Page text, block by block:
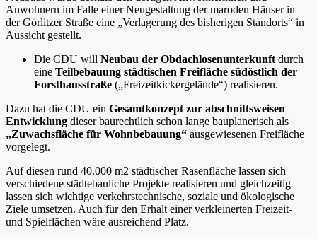
Anwohnern im Falle einer Neugestaltung der maroden Häuser in
der Görlitzer Straße eine „Verlagerung des bisherigen Standorts“ in
Aussicht gestellt.
Die CDU will Neubau der Obdachlosenunterkunft durch
eine Teilbebauung städtischen Freifläche südöstlich der
Forsthausstraße („Freizeitkickergelände“) realisieren.
Dazu hat die CDU ein Gesamtkonzept zur abschnittsweisen
Entwicklung dieser baurechtlich schon lange bauplanerisch als
„Zuwachsfläche für Wohnbebauung“ ausgewiesenen Freifläche
vorgelegt.
Auf diesen rund 40.000 m2 städtischer Rasenfläche lassen sich
verschiedene städtebauliche Projekte realisieren und gleichzeitig
lassen sich wichtige verkehrstechnische, soziale und ökologische
Ziele umsetzen. Auch für den Erhalt einer verkleinerten Freizeit-
und Spielflächen wäre ausreichend Platz.